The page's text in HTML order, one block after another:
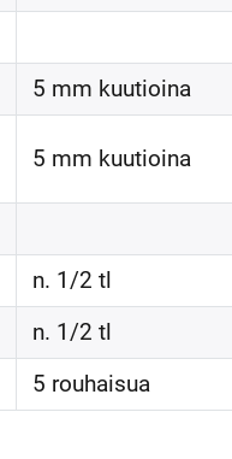
5 mm kuutioina
5 mm kuutioina
n. 1/2 tl
n. 1/2 tl
5 rouhaisua